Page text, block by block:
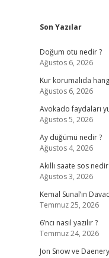
Sidebar
Son Yazılar
Doğum otu nedir ?
Ağustos 6, 2026
Kur korumalıda
Ağustos 6, 2026
Avokado faydaları
Ağustos 5, 2026
Ay düğümü nedir ?
Ağustos 4, 2026
Akıllı saate sos nedir
Ağustos 3, 2026
Kemal Sunal’ın
Temmuz 25, 2026
6’ncı nasıl yazılır ?
Temmuz 24, 2026
Jon Snow ve